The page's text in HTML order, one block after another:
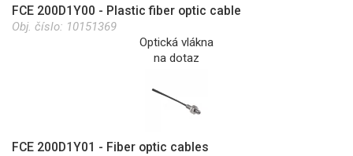
FCE 200D1Y00 - Plastic fiber optic cable
Obj. číslo: 10151369
Optická vlákna
na dotaz
FCE 200D1Y01 - Fiber optic cables